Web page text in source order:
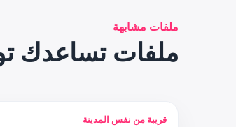
ملفات مشابهة
ملفات تساعدك
قريبة من نفس المدينة